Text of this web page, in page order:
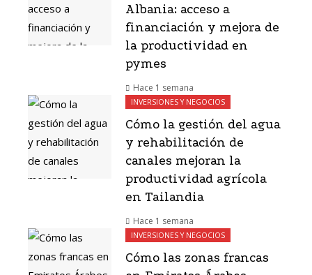
Albania: acceso a
financiación y mejora de
la productividad en
pymes
Hace 1 semana
INVERSIONES Y NEGOCIOS
Cómo la gestión del agua
y rehabilitación de
canales mejoran la
productividad agrícola
en Tailandia
Hace 1 semana
INVERSIONES Y NEGOCIOS
Cómo las zonas francas